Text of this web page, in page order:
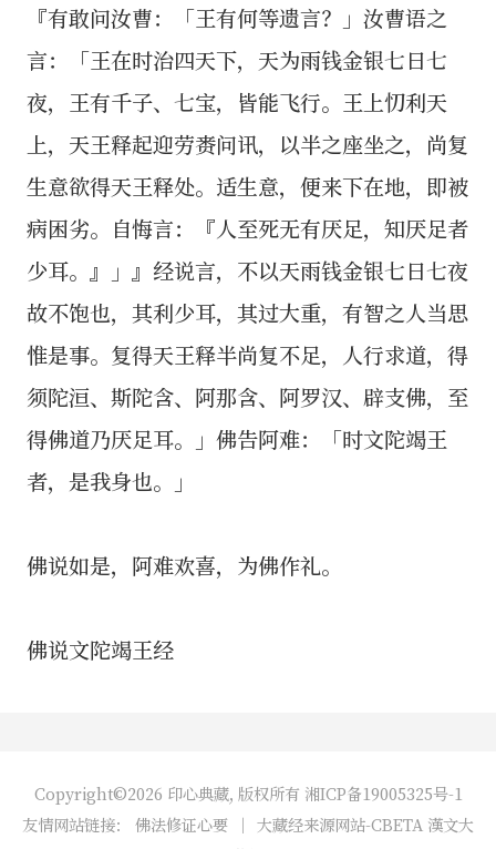
『有敢问汝曹：「王有何等遗言？」汝曹语之
言：「王在时治四天下，天为雨钱金银七日七
夜，王有千子、七宝，皆能飞行。王上忉利天
上，天王释起迎劳赉问讯，以半之座坐之，尚复
生意欲得天王释处。适生意，便来下在地，即被
病困劣。自悔言：『人至死无有厌足，知厌足者
少耳。』」』经说言，不以天雨钱金银七日七夜
故不饱也，其利少耳，其过大重，有智之人当思
惟是事。复得天王释半尚复不足，人行求道，得
须陀洹、斯陀含、阿那含、阿罗汉、辟支佛，至
得佛道乃厌足耳。」佛告阿难：「时文陀竭王
者，是我身也。」
佛说如是，阿难欢喜，为佛作礼。
佛说文陀竭王经
Copyright©2026 印心典藏, 版权所有 湘ICP备19005325号-1
友情网站链接：佛法修证心要 ｜ 大藏经来源网站-CBETA 漢文大